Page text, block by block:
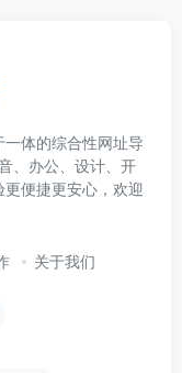
体的综合性网址导
、办公、设计、开
便捷更安心，欢迎
关于我们